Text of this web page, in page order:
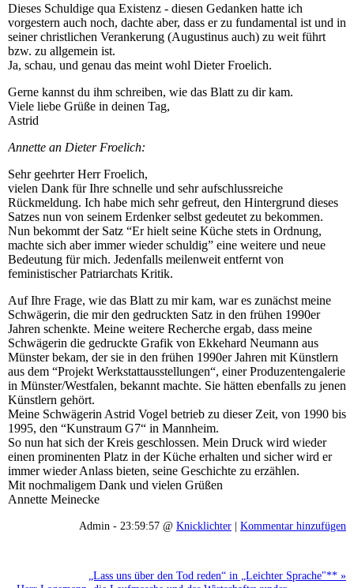
Dieses Schuldige qua Existenz - diesen Gedanken hatte ich
vorgestern auch noch, dachte aber, dass er zu fundamental ist und in
seiner christlichen Verankerung (Augustinus auch) zu weit führt
bzw. zu allgemein ist.
Ja, schau, und genau das meint wohl Dieter Froelich.
Gerne kannst du ihm schreiben, wie das Blatt zu dir kam.
Viele liebe Grüße in deinen Tag,
Astrid
Annette an Dieter Froelich:
Sehr geehrter Herr Froelich,
vielen Dank für Ihre schnelle und sehr aufschlussreiche
Rückmeldung. Ich habe mich sehr gefreut, den Hintergrund dieses
Satzes nun von seinem Erdenker selbst gedeutet zu bekommen.
Nun bekommt der Satz “Er hielt seine Küche stets in Ordnung,
machte sich aber immer wieder schuldig” eine weitere und neue
Bedeutung für mich. Jedenfalls meilenweit entfernt von
feministischer Patriarchats Kritik.
Auf Ihre Frage, wie das Blatt zu mir kam, war es zunächst meine
Schwägerin, die mir den gedruckten Satz in den frühen 1990er
Jahren schenkte. Meine weitere Recherche ergab, dass meine
Schwägerin die gedruckte Grafik von Ekkehard Neumann aus
Münster bekam, der sie in den frühen 1990er Jahren mit Künstlern
aus dem “Projekt Werkstattausstellungen“, einer Produzentengalerie
in Münster/Westfalen, bekannt machte. Sie hätten ebenfalls zu jenen
Künstlern gehört.
Meine Schwägerin Astrid Vogel betrieb zu dieser Zeit, von 1990 bis
1995, den “Kunstraum G7“ in Mannheim.
So nun hat sich der Kreis geschlossen. Mein Druck wird wieder
einen prominenten Platz in der Küche erhalten und sicher wird er
immer wieder Anlass bieten, seine Geschichte zu erzählen.
Mit nochmaligem Dank und vielen Grüßen
Annette Meinecke
Admin - 23:59:57 @ Knicklichter | Kommentar hinzufügen
„Lass uns über den Tod reden“ in „Leichter Sprache"** »